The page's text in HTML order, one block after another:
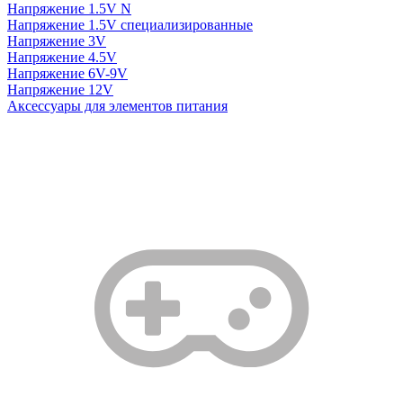
Напряжение 1.5V N
Напряжение 1.5V специализированные
Напряжение 3V
Напряжение 4.5V
Напряжение 6V-9V
Напряжение 12V
Аксессуары для элементов питания